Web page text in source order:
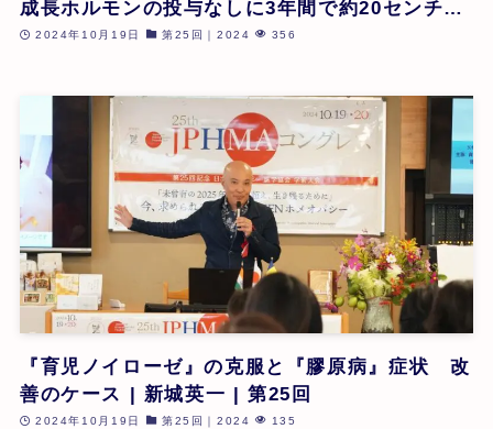
成長ホルモンの投与なしに3年間で約20センチメ
ートル伸びたケース | 高島亜希代 | 第25回
2024年10月19日 第25回｜2024 356
『育児ノイローゼ』の克服と『膠原病』症状 改
善のケース | 新城英一 | 第25回
2024年10月19日 第25回｜2024 135